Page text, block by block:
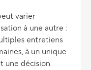
varier
à une autre :
entretiens
à un unique
une décision